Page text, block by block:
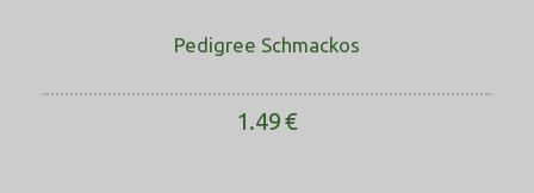
Pedigree Schmackos
1.49€